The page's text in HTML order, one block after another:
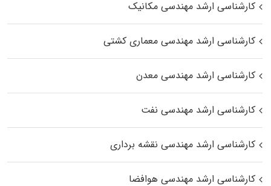
کارشناسی ارشد مهندسی مکانیک
کارشناسی ارشد مهندسی معماری کشتی
کارشناسی ارشد مهندسی معدن
کارشناسی ارشد مهندسی نفت
کارشناسی ارشد مهندسی نقشه برداری
کارشناسی ارشد مهندسی هوافضا